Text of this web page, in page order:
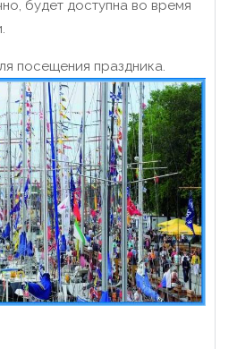
будет доступна во время
посещения праздника.